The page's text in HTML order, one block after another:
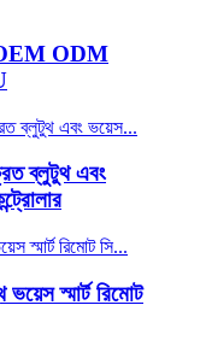
OEM ODM
ব্লুটুথ এবং
স্মার্ট রিমোট